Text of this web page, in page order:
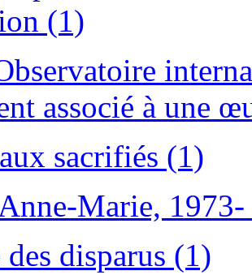
(1)
associé à une
sacrifiés (1)
Marie, 1973-
disparus (1)